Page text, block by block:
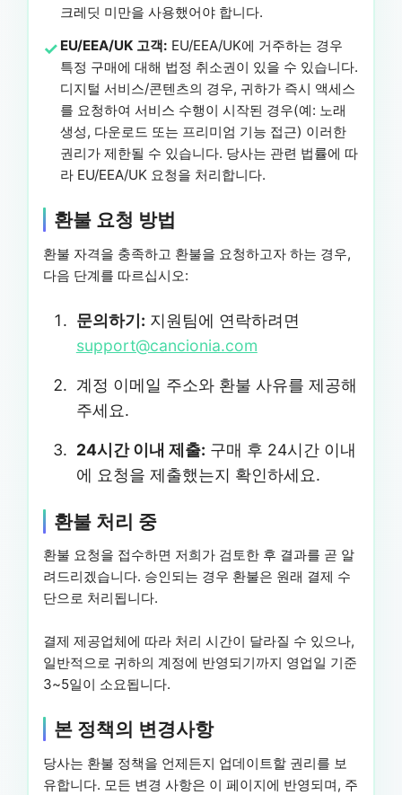
크레딧 미만을 사용했어야 합니다.
EU/EEA/UK 고객: EU/EEA/UK에 거주하는 경우
특정 구매에 대해 법정 취소권이 있을 수 있습니다.
디지털 서비스/콘텐츠의 경우, 귀하가 즉시 액세스
를 요청하여 서비스 수행이 시작된 경우(예: 노래
생성, 다운로드 또는 프리미엄 기능 접근) 이러한
권리가 제한될 수 있습니다. 당사는 관련 법률에 따
라 EU/EEA/UK 요청을 처리합니다.
환불 요청 방법
환불 자격을 충족하고 환불을 요청하고자 하는 경우,
다음 단계를 따르십시오:
문의하기: 지원팀에 연락하려면
support@cancionia.com
계정 이메일 주소와 환불 사유를 제공해
주세요.
24시간 이내 제출: 구매 후 24시간 이내
에 요청을 제출했는지 확인하세요.
환불 처리 중
환불 요청을 접수하면 저희가 검토한 후 결과를 곧 알
려드리겠습니다. 승인되는 경우 환불은 원래 결제 수
단으로 처리됩니다.
결제 제공업체에 따라 처리 시간이 달라질 수 있으나,
일반적으로 귀하의 계정에 반영되기까지 영업일 기준
3~5일이 소요됩니다.
본 정책의 변경사항
당사는 환불 정책을 언제든지 업데이트할 권리를 보
유합니다. 모든 변경 사항은 이 페이지에 반영되며, 주